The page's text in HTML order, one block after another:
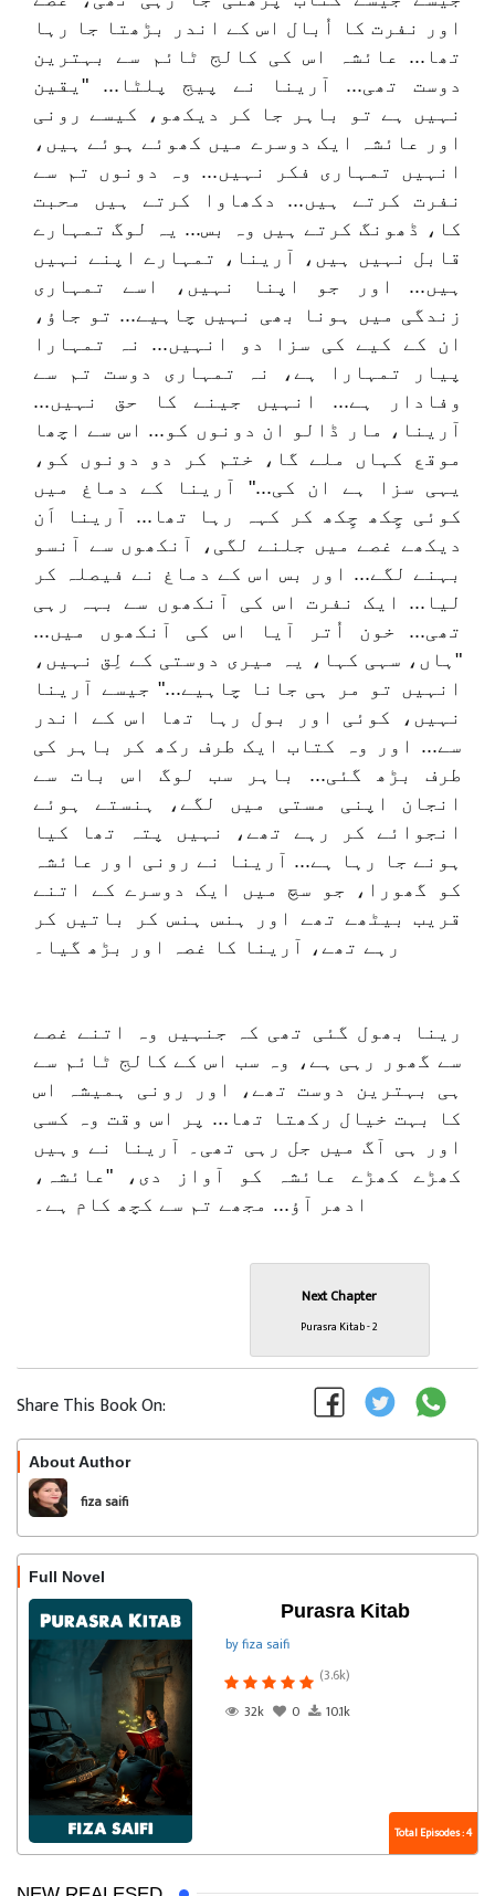
اور نفرت کا اُبال اس کے اندر بڑھتا جا رہا
تھا... عائشہ اس کی کالج ٹائم سے بہترین
دوست تھی... آرینا نے پیج پلٹا... "یقین
نہیں ہے تو باہر جا کر دیکھو، کیسے رونی
اور عائشہ ایک دوسرے میں کھوئے ہوئے ہیں،
انہیں تمہاری فکر نہیں... وہ دونوں تم سے
نفرت کرتے ہیں... دکھاوا کرتے ہیں محبت
کا، ڈھونگ کرتے ہیں وہ بس... یہ لوگ تمہارے
قابل نہیں ہیں، آرینا، تمہارے اپنے نہیں
ہیں... اور جو اپنا نہیں، اسے تمہاری
زندگی میں ہونا بھی نہیں چاہیے... تو جاؤ،
ان کے کیے کی سزا دو انہیں... نہ تمہارا
پیار تمہارا ہے، نہ تمہاری دوست تم سے
وفادار ہے... انہیں جینے کا حق نہیں...
آرینا، مار ڈالو ان دونوں کو... اس سے اچھا
موقع کہاں ملے گا، ختم کر دو دونوں کو،
یہی سزا ہے ان کی..." آرینا کے دماغ میں
کوئی چِکھ چِکھ کر کہہ رہا تھا... آرینا اَن
دیکھے غصے میں جلنے لگی، آنکھوں سے آنسو
بہنے لگے... اور بس اس کے دماغ نے فیصلہ کر
لیا... ایک نفرت اس کی آنکھوں سے بہہ رہی
تھی... خون اُتر آیا اس کی آنکھوں میں...
"ہاں، سہی کہا، یہ میری دوستی کے لِق نہیں،
انہیں تو مر ہی جانا چاہیے..." جیسے آرینا
نہیں، کوئی اور بول رہا تھا اس کے اندر
سے... اور وہ کتاب ایک طرف رکھ کر باہر کی
طرف بڑھ گئی... باہر سب لوگ اس بات سے
انجان اپنی مستی میں لگے، ہنستے ہوئے
انجوائے کر رہے تھے، نہیں پتہ تھا کیا
ہونے جا رہا ہے... آرینا نے رونی اور عائشہ
کو گھورا، جو سچ میں ایک دوسرے کے اتنے
قریب بیٹھے تھے اور ہنس ہنس کر باتیں کر
رہے تھے، آرینا کا غصہ اور بڑھ گیا۔
رینا بھول گئی تھی کہ جنہیں وہ اتنے غصے
سے گھور رہی ہے، وہ سب اس کے کالج ٹائم سے
ہی بہترین دوست تھے، اور رونی ہمیشہ اس
کا بہت خیال رکھتا تھا... پر اس وقت وہ کسی
اور ہی آگ میں جل رہی تھی۔ آرینا نے وہیں
کھڑے کھڑے عائشہ کو آواز دی، "عائشہ،
ادھر آؤ... مجھے تم سے کچھ کام ہے۔
Next Chapter
Purasra Kitab - 2
Share This Book On:
About Author
fiza saifi
Full Novel
Purasra Kitab
by fiza saifi
(3.6k)
32k
0 10.1k
Total Episodes : 4